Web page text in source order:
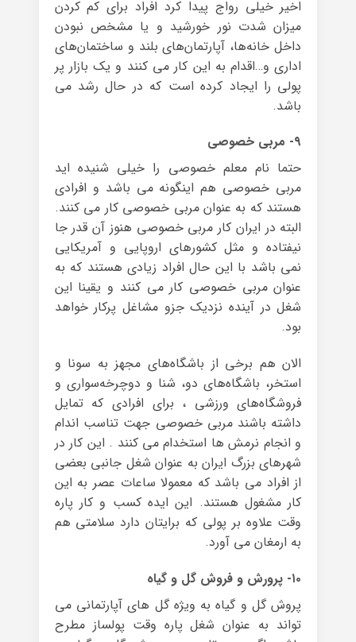
اخیر خیلی رواج پیدا کرد افراد برای کم کردن
میزان شدت نور خورشید و یا مشخص نبودن
داخل خانه‌ها، آپارتمان‌های بلند و ساختمان‌های
اداری و…اقدام به این کار می کنند و یک بازار پر
پولی را ایجاد کرده است که در حال رشد می
باشد.
۹- مربی خصوصی
حتما نام معلم خصوصی را خیلی شنیده اید
مربی خصوصی هم اینگونه می باشد و افرادی
هستند که به عنوان مربی خصوصی کار می کنند.
البته در ایران کار مربی خصوصی هنوز آن قدر جا
نیفتاده و مثل کشورهای اروپایی و آمریکایی
نمی باشد با این حال افراد زیادی هستند که به
عنوان مربی خصوصی کار می کنند و یقینا این
شغل در آینده نزدیک جزو مشاغل پرکار خواهد
بود.
الان هم برخی از باشگاه‌های مجهز به سونا و
استخر، باشگاه‌های دو، شنا و دوچرخه‌سواری و
فروشگاه‌های ورزشی ، برای افرادی که تمایل
داشته باشند مربی خصوصی جهت تناسب اندام
و انجام نرمش ها استخدام می کنند . این کار در
شهرهای بزرگ ایران به عنوان شغل جانبی بعضی
از افراد می باشد که معمولا ساعات عصر به این
کار مشغول هستند. این ایده کسب‌ و کار پاره
وقت علاوه بر پولی که برایتان دارد سلامتی هم
به ارمغان می آورد.
۱۰- پرورش و فروش گل و گیاه
پروش گل و گیاه به ویژه گل های آپارتمانی می
تواند به عنوان شغل پاره وقت پولساز مطرح